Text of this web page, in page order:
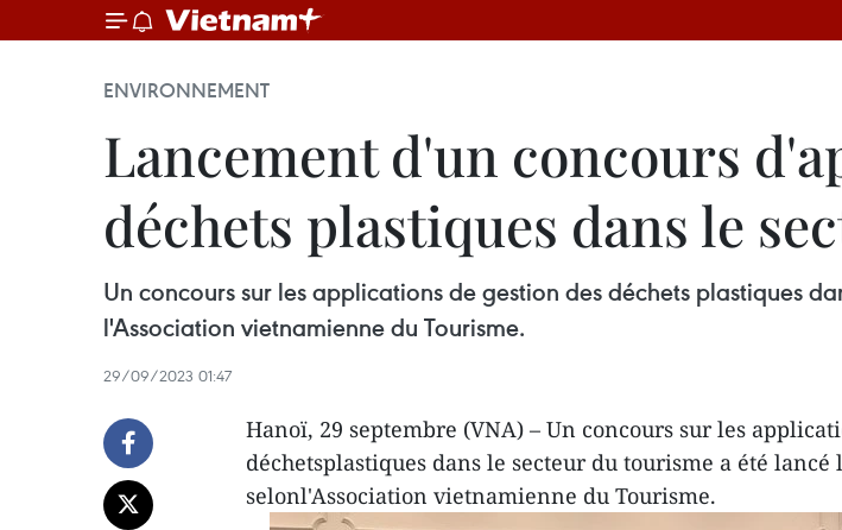
ENVIRONNEMENT
Lancement d'un concours
déchets plastiques dans le
Un concours sur les applications de gestion des déchets plastiques
l'Association vietnamienne du Tourisme.
29/09/2023 01:47
Hanoï, 29 septembre (VNA) – Un concours sur les
déchetsplastiques dans le secteur du tourisme a été lancé
selonl'Association vietnamienne du Tourisme.